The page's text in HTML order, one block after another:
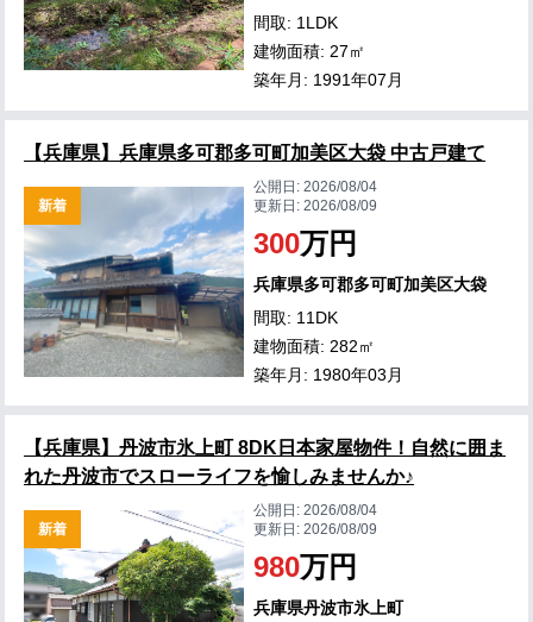
間取: 1LDK
建物面積: 27㎡
築年月: 1991年07月
【兵庫県】兵庫県多可郡多可町加美区大袋 中古戸建て
新着
公開日:2026/08/04
更新日:2026/08/09
300万円
兵庫県多可郡多可町加美区大袋
間取: 11DK
建物面積: 282㎡
築年月: 1980年03月
【兵庫県】丹波市氷上町 8DK日本家屋物件！自然に囲ま
れた丹波市でスローライフを愉しみませんか♪
新着
公開日:2026/08/04
更新日:2026/08/09
980万円
兵庫県丹波市氷上町